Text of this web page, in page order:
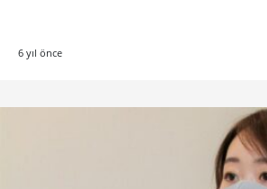
6 yıl önce